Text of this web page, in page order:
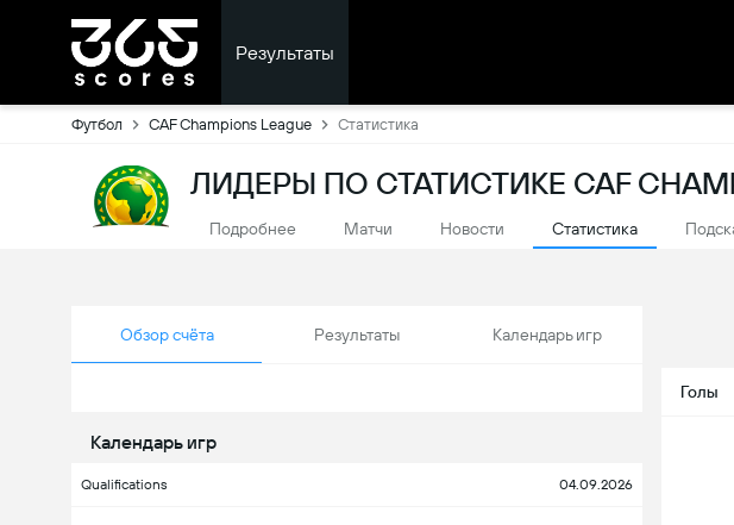
Результаты
Футбол CAF Champions League Статистика
ЛИДЕРЫ ПО СТАТИСТИКЕ CAF
Подробнее Матчи Новости Статистика
Обзор счёта Результаты Календарь игр
Календарь игр
Qualifications 04.09.2026
Голы